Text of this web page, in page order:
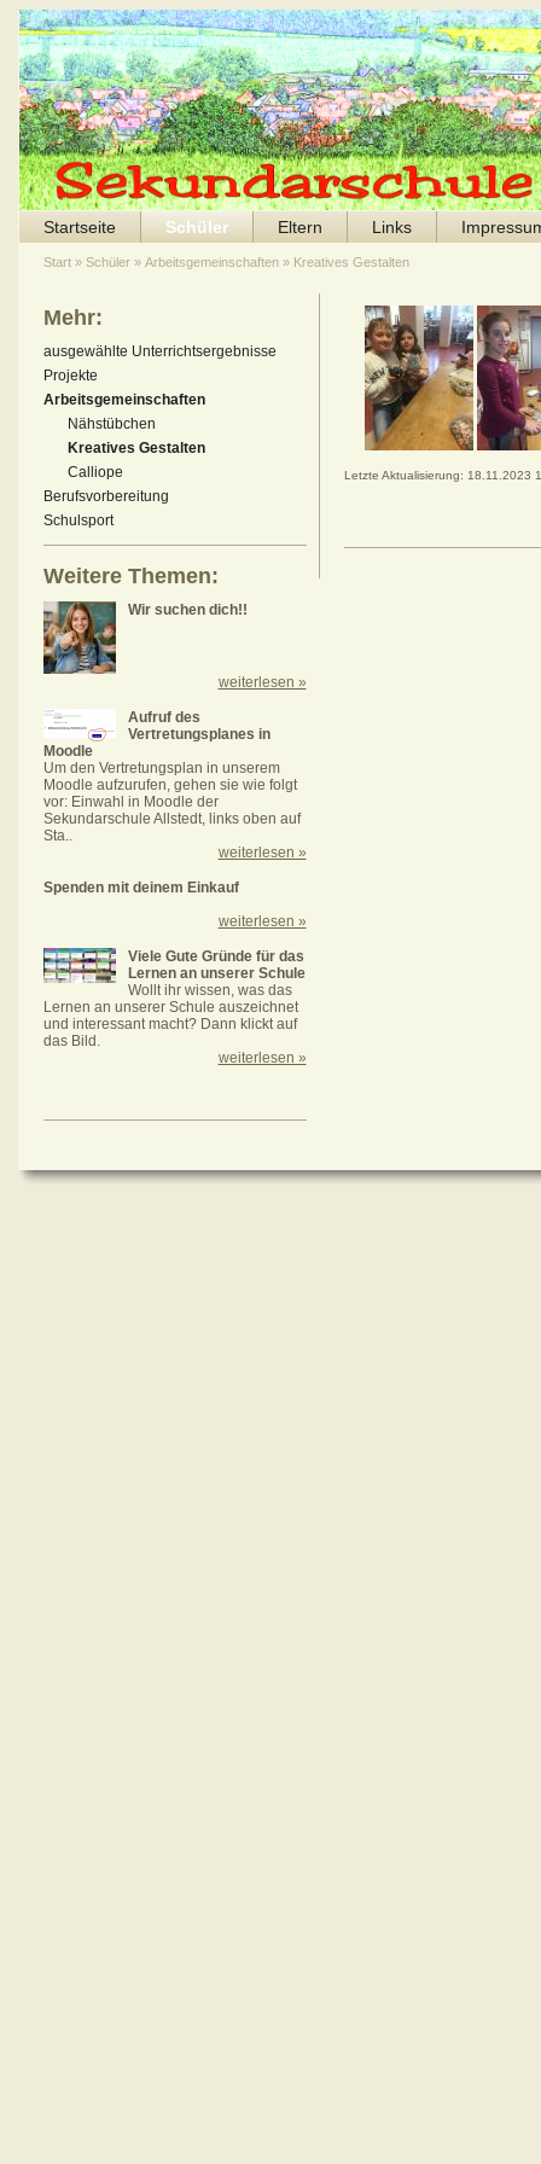
Startseite Schüler Eltern Links
Start» Schüler» Arbeitsgemeinschaften» Kreatives Gestalten
Mehr:
ausgewählte Unterrichtsergebnisse
Projekte
Arbeitsgemeinschaften
Nähstübchen
Kreatives Gestalten
Calliope
Berufsvorbereitung
Schulsport
Weitere Themen:
Wir suchen dich!!
weiterlesen »
Aufruf des
Vertretungsplanes in
Moodle
Um den Vertretungsplan in unserem
Moodle aufzurufen, gehen sie wie folgt
vor: Einwahl in Moodle der
Sekundarschule Allstedt, links oben auf
Sta..
weiterlesen »
Spenden mit deinem Einkauf
weiterlesen »
Viele Gute Gründe für das
Lernen an unserer Schule
Wollt ihr wissen, was das
Lernen an unserer Schule auszeichnet
und interessant macht? Dann klickt auf
das Bild.
weiterlesen »
Letzte Aktualisierung: 18.11.2023